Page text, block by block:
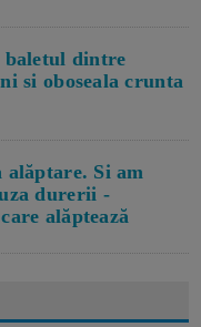
baletul dintre
si oboseala crunta
Si am
durerii -
alăptează